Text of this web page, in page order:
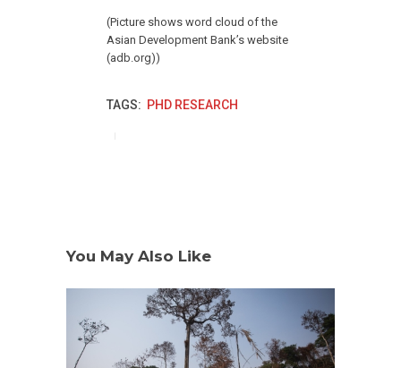
(Picture shows word cloud of the
Asian Development Bank’s website
(adb.org))
TAGS: PHD RESEARCH
You May Also Like